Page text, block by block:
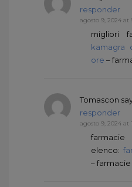
responder
agosto 9, 2024 at
migliori
kamagra
ore –
Tomascon
responder
agosto 9, 2024 at
elenco:
–